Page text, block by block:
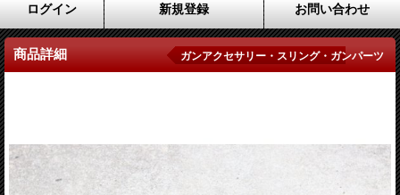
ログイン 新規登録 お問い合わせ
商品詳細 ガンアクセサリー・スリング・ガンパーツ